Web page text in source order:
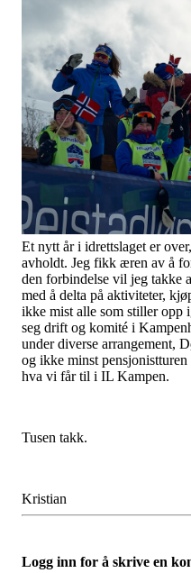
Et nytt år i idrettslaget er
avholdt. Jeg fikk æren av å
den forbindelse vil jeg takke
med å delta på aktiviteter,
ikke mist alle som stiller opp
seg drift og komité i
under diverse arrangement,
og ikke minst
hva vi får til i IL Kampen.
Tusen takk.
Kristian
Logg inn for å skrive en